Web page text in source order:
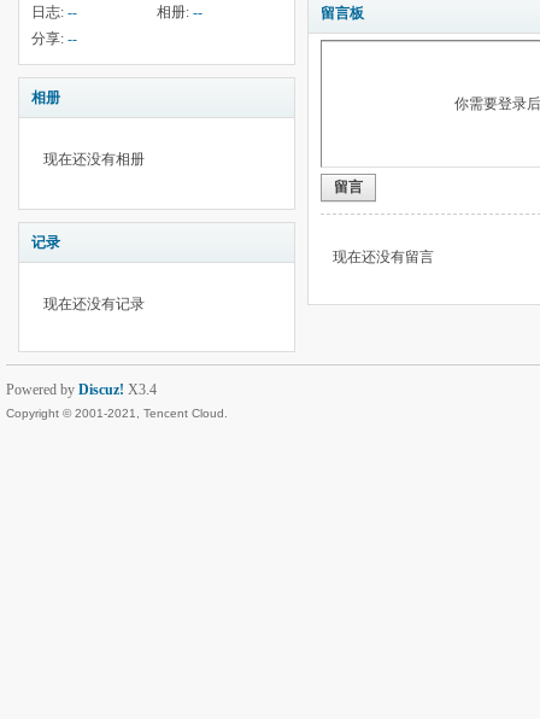
日志: -- 相册: --
分享: --
相册
现在还没有相册
记录
现在还没有记录
留言板
你需要登录
留言
现在还没有留言
Powered by Discuz! X3.4
Copyright © 2001-2021, Tencent Cloud.